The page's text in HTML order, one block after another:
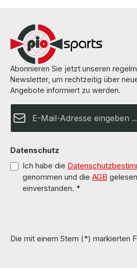
Abonnieren Sie jetzt unseren
Newsletter, um rechtzeitig über
Angebote informiert zu werden.
Datenschutz
Ich habe die
genommen und die AGB
einverstanden. *
Die mit einem Stern (*) markierten